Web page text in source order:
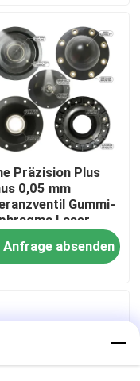
Präzision Plus
0,05 mm
Gummi-
Laser
Injektion
Anfrage absenden